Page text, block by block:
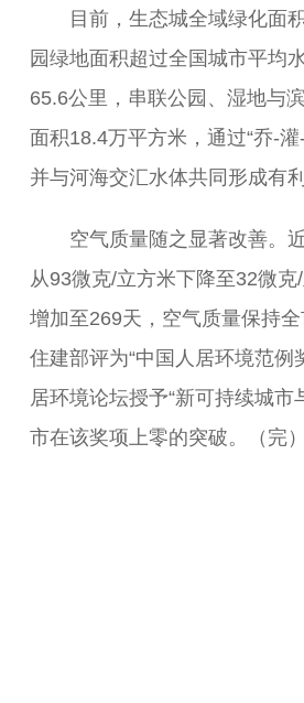
目前，生态城全域绿化面积
园绿地面积超过全国城市平均
65.6公里，串联公园、湿地与
面积18.4万平方米，通过“乔-
并与河海交汇水体共同形成有
空气质量随之显著改善。近
从93微克/立方米下降至32微
增加至269天，空气质量保持
住建部评为“中国人居环境范例
居环境论坛授予“新可持续城
市在该奖项上零的突破。（完）